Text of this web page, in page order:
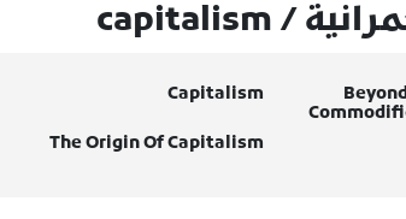
/ capitalism
Capitalism
The Origin Of Capitalism